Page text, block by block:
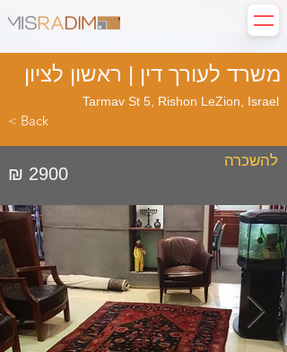
משרד לעורך דין | ראשון לציון
Tarmav St 5, Rishon LeZion, Israel
< Back
להשכרה
₪ 2900